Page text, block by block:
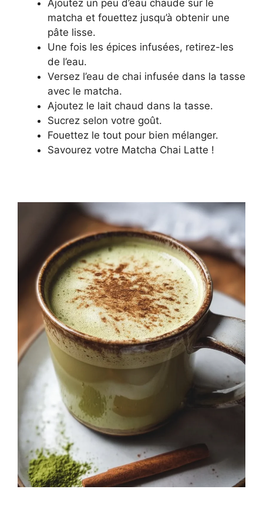
Ajoutez un peu d’eau chaude sur le
matcha et fouettez jusqu’à obtenir une
pâte lisse.
Une fois les épices infusées, retirez-les
de l’eau.
Versez l’eau de chai infusée dans la tasse
avec le matcha.
Ajoutez le lait chaud dans la tasse.
Sucrez selon votre goût.
Fouettez le tout pour bien mélanger.
Savourez votre Matcha Chai Latte !